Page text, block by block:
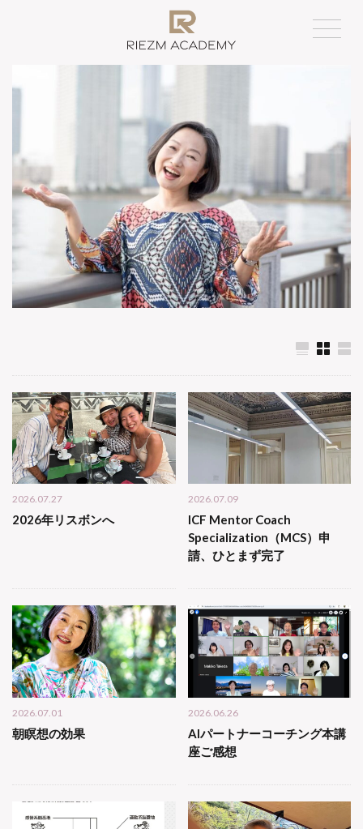
2026.07.27
2026年リスボンへ
2026.07.09
ICF Mentor Coach
Specialization（MCS）申
請、ひとまず完了
2026.07.01
朝瞑想の効果
2026.06.26
AIパートナーコーチング本講
座ご感想